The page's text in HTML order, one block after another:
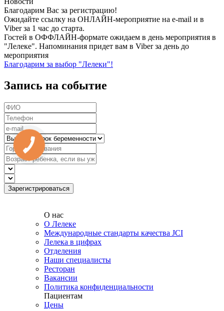
Благодарим Вас за регистрацию!
Ожидайте ссылку на ОНЛАЙН-мероприятие на e-mail и в
Viber за 1 час до старта.
Гостей в ОФФЛАЙН-формате ожидаем в день мероприятия в
"Лелеке". Напоминания придет вам в Viber за день до
мероприятия
Благодарим за выбор "Лелеки"!
Запись на событие
О нас
О Лелеке
Международные стандарты качества JCI
Лелека в цифрах
Отделения
Наши специалисты
Ресторан
Вакансии
Политика конфиденциальности
Пациентам
Цены